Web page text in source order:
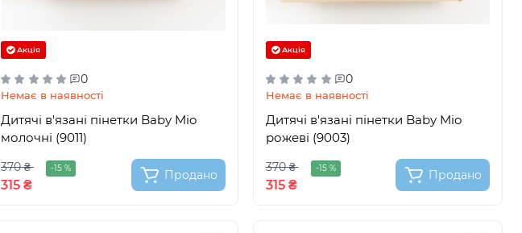
Акція
0
Немає в наявності
Дитячі в'язані пінетки Baby Mio
молочні (9011)
370 ₴ -15 %
315 ₴
Продано
Акція
0
Немає в наявності
Дитячі в'язані пінетки Baby Mio
рожеві (9003)
370 ₴ -15 %
315 ₴
Продано